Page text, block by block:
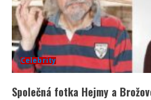
Celebrity
Společná fotka Hejmy a